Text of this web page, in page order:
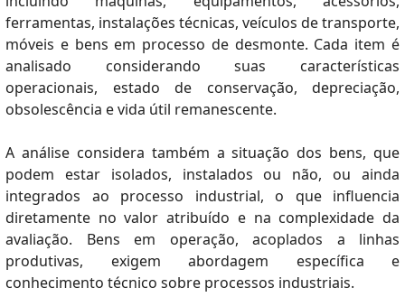
ferramentas, instalações técnicas, veículos de transporte,
móveis e bens em processo de desmonte. Cada item é
analisado considerando suas características
operacionais, estado de conservação, depreciação,
obsolescência e vida útil remanescente.
A análise considera também a situação dos bens, que
podem estar isolados, instalados ou não, ou ainda
integrados ao processo industrial, o que influencia
diretamente no valor atribuído e na complexidade da
avaliação. Bens em operação, acoplados a linhas
produtivas, exigem abordagem específica e
conhecimento técnico sobre processos industriais.